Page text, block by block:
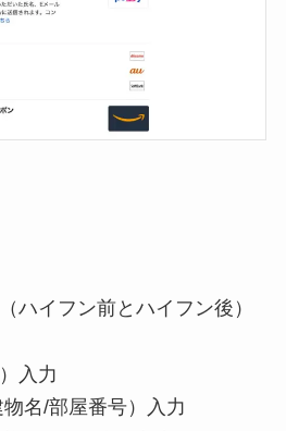
ハイフン前とハイフン後）
入力
名/部屋番号）入力